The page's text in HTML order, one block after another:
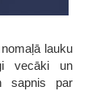
lauku
vecāki un
sapnis par